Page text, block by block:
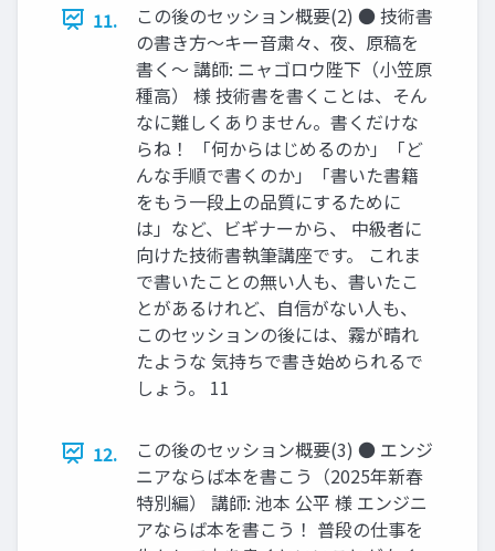
11.
この後のセッション概要(2) ● 技術書
の書き方～キー音粛々、夜、原稿を
書く～ 講師: ニャゴロウ陛下（小笠原
種高） 様 技術書を書くことは、そん
なに難しくありません。書くだけな
らね！ 「何からはじめるのか」「ど
んな手順で書くのか」「書いた書籍
をもう一段上の品質にするために
は」など、ビギナーから、 中級者に
向けた技術書執筆講座です。 これま
で書いたことの無い人も、書いたこ
とがあるけれど、自信がない人も、
このセッションの後には、霧が晴れ
たような 気持ちで書き始められるで
しょう。 11
12.
この後のセッション概要(3) ● エンジ
ニアならば本を書こう（2025年新春
特別編） 講師: 池本 公平 様 エンジニ
アならば本を書こう！ 普段の仕事を